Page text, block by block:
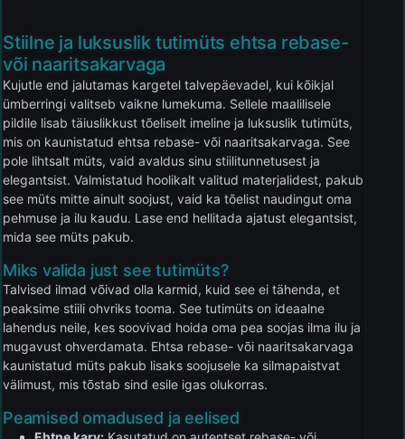
Stiilne ja luksuslik tutimüts ehtsa rebase-
või naaritsakarvaga
Kujutle end jalutamas kargetel talvepäevadel, kui kõikjal
ümberringi valitseb vaikne lumekuma. Sellele maalilisele
pildile lisab täiuslikkust tõeliselt imeline ja luksuslik tutimüts,
mis on kaunistatud ehtsa rebase- või naaritsakarvaga. See
pole lihtsalt müts, vaid avaldus sinu stiilitunnetusest ja
elegantsist. Valmistatud hoolikalt valitud materjalidest, pakub
see müts mitte ainult soojust, vaid ka tõelist naudingut oma
pehmuse ja ilu kaudu. Lase end hellitada ajatust elegantsist,
mida see müts pakub.
Miks valida just see tutimüts?
Talvised ilmad võivad olla karmid, kuid see ei tähenda, et
peaksime stiili ohvriks tooma. See tutimüts on ideaalne
lahendus neile, kes soovivad hoida oma pea soojas ilma ilu ja
mugavust ohverdamata. Ehtsa rebase- või naaritsakarvaga
kaunistatud müts pakub lisaks soojusele ka silmapaistvat
välimust, mis tõstab sind esile igas olukorras.
Peamised omadused ja eelised